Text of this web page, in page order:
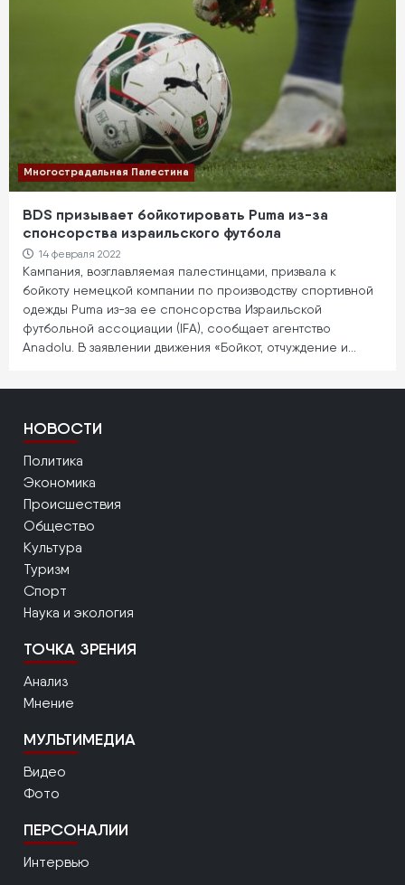
Многострадальная Палестина
BDS призывает бойкотировать Puma из-за
спонсорства израильского футбола
14 февраля 2022
Кампания, возглавляемая палестинцами, призвала к
бойкоту немецкой компании по производству спортивной
одежды Puma из-за ее спонсорства Израильской
футбольной ассоциации (IFA), сообщает агентство
Anadolu. В заявлении движения «Бойкот, отчуждение и…
НОВОСТИ
Политика
Экономика
Происшествия
Общество
Культура
Туризм
Спорт
Наука и экология
ТОЧКА ЗРЕНИЯ
Анализ
Мнение
МУЛЬТИМЕДИА
Видео
Фото
ПЕРСОНАЛИИ
Интервью